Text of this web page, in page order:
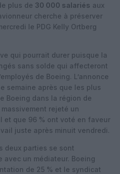
plus de 30 000 salariés aux
cherche à préserver
le PDG Kelly Ortberg
qui pourrait durer puisque la
sans solde qui affecteront
de Boeing. L’annonce
semaine après que les plus
Boeing dans la région de
rejeté un
et que 96 % ont voté en faveur
juste après minuit vendredi.
deux parties se sont
un médiateur. Boeing
de 25 % et le syndicat